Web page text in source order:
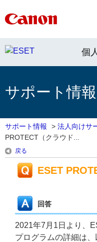
個
サポート情
サポート情報 > 法人向けサ
PROTECT（クラウド...
戻る
ESET
回答
2021年7月1日より、
プログラムの詳細は